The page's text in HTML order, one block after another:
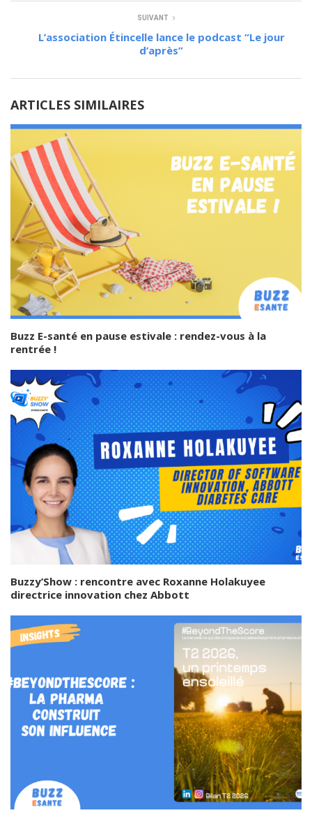
SUIVANT
L’association Étincelle lance le podcast “Le jour
d’après”
ARTICLES SIMILAIRES
Buzz E-santé en pause estivale : rendez-vous à la
rentrée !
Buzzy’Show : rencontre avec Roxanne Holakuyee
directrice innovation chez Abbott